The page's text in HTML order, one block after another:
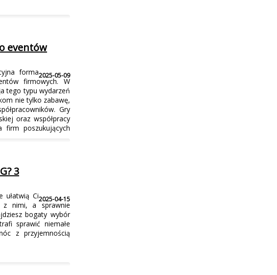
eventów
2025-05-09
forma
firmowych. W
tego typu wydarzeń
nie tylko zabawę,
Gry
oraz współpracy
firm poszukujących
3
2025-04-15
ułatwią Ci
z nimi, a sprawnie
bogaty wybór
sprawić niemałe
z przyjemnością